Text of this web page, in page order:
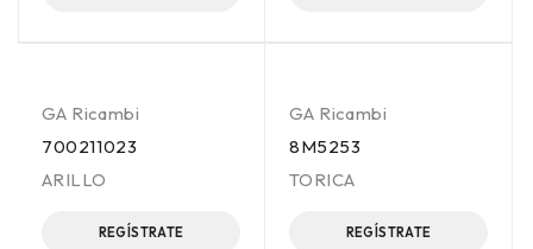
GA Ricambi
700211023
ARILLO
REGÍSTRATE
GA Ricambi
8M5253
TORICA
REGÍSTRATE